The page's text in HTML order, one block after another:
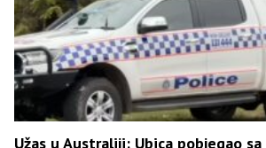
Užas u Australiji: Ubica pobjegao